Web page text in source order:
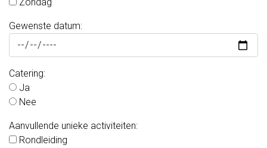
Voor
bedrijven
Zaalverhuur
Gewenste datum:
Catering:
Ja
Nee
Aanvullende unieke activiteiten:
Rondleiding